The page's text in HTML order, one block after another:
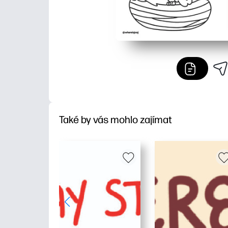
Také by vás mohlo zajímat